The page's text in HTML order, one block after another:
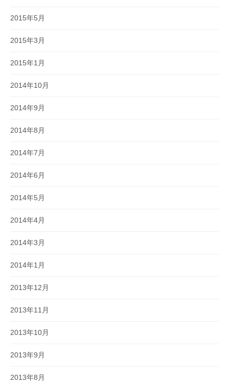
2015年5月
2015年3月
2015年1月
2014年10月
2014年9月
2014年8月
2014年7月
2014年6月
2014年5月
2014年4月
2014年3月
2014年1月
2013年12月
2013年11月
2013年10月
2013年9月
2013年8月